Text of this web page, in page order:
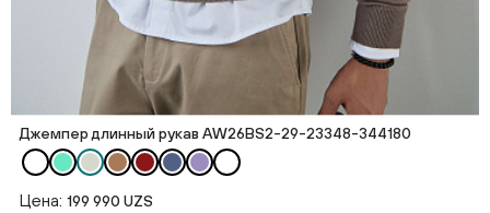
Джемпер длинный рукав AW26BS2-29-23348-344180
Цена: 199 990 UZS